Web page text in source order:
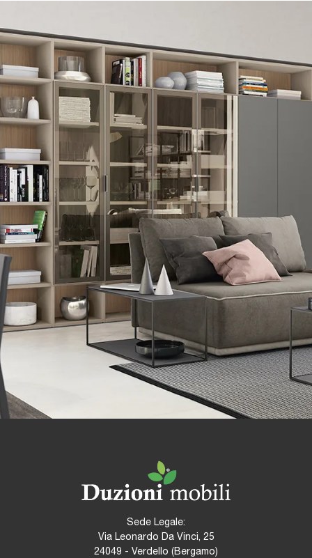
Sede Legale:
Via Leonardo Da Vinci, 25
24049 - Verdello (Bergamo)